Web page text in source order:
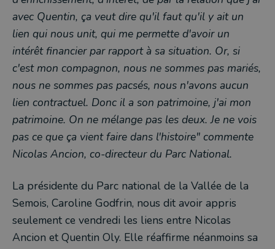
avec Quentin, ça veut dire qu'il faut qu'il y ait un
lien qui nous unit, qui me permette d'avoir un
intérêt financier par rapport à sa situation. Or, si
c'est mon compagnon, nous ne sommes pas mariés,
nous ne sommes pas pacsés, nous n'avons aucun
lien contractuel. Donc il a son patrimoine, j'ai mon
patrimoine. On ne mélange pas les deux. Je ne vois
pas ce que ça vient faire dans l'histoire" commente
Nicolas Ancion, co-directeur du Parc National.
La présidente du Parc national de la Vallée de la
Semois, Caroline Godfrin, nous dit avoir appris
seulement ce vendredi les liens entre Nicolas
Ancion et Quentin Oly. Elle réaffirme néanmoins sa